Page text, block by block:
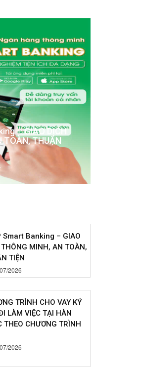
– GIAO DỊCH
TOÀN, THUẬN
Smart Banking – GIAO
THÔNG MINH, AN TOÀN,
TIỆN
2026
TRÌNH CHO VAY KÝ
LÀM VIỆC TẠI HÀN
THEO CHƯƠNG TRÌNH
2026